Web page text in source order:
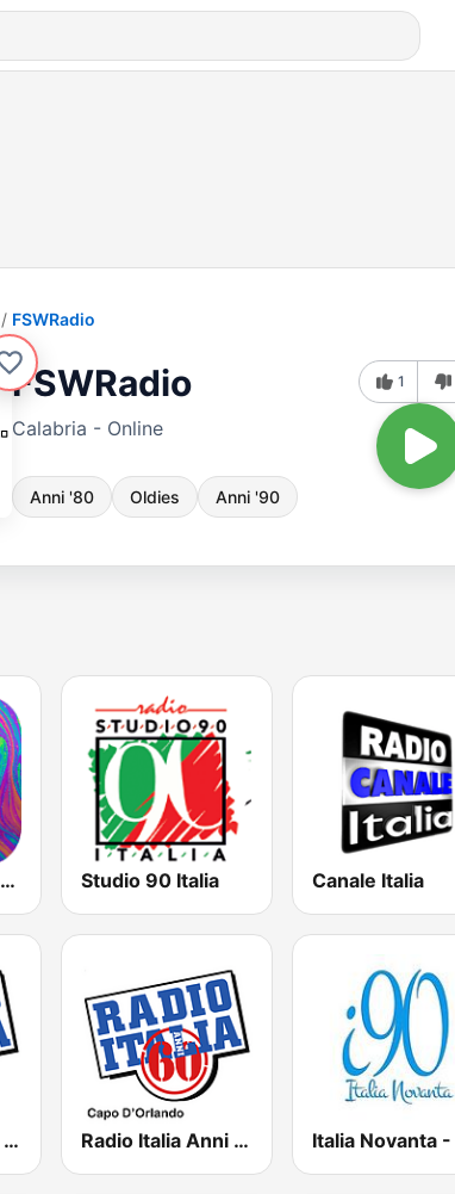
FSWRadio
FSWRadio
Calabria - Online
Anni '80 Oldies Anni '90
1
Hits Italia 60 - United Music Studio 90 Italia Canale Italia
Radio Italia Anni 60 - Torino Radio Italia Anni 60 - Capo D'Orlando